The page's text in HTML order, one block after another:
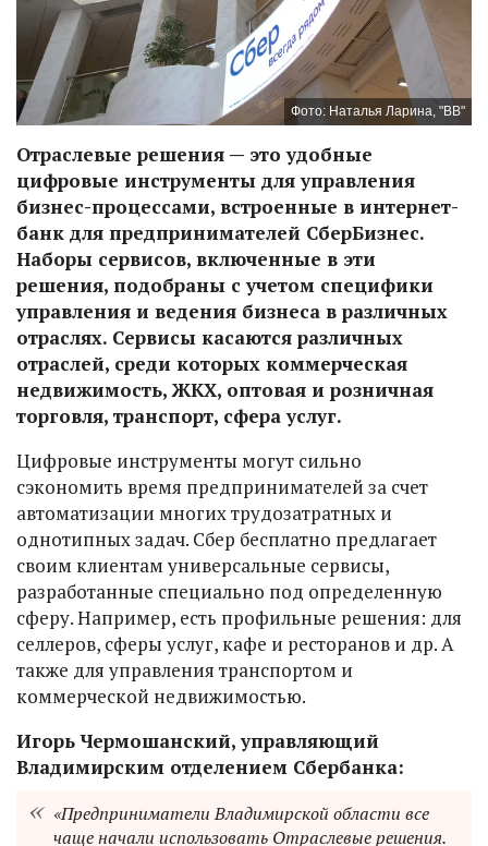
Фото: Наталья Ларина, "ВВ"
Отраслевые решения — это удобные
цифровые инструменты для управления
бизнес-процессами, встроенные в интернет-
банк для предпринимателей СберБизнес.
Наборы сервисов, включенные в эти
решения, подобраны с учетом специфики
управления и ведения бизнеса в различных
отраслях. Сервисы касаются различных
отраслей, среди которых коммерческая
недвижимость, ЖКХ, оптовая и розничная
торговля, транспорт, сфера услуг.
Цифровые инструменты могут сильно
сэкономить время предпринимателей за счет
автоматизации многих трудозатратных и
однотипных задач. Сбер бесплатно предлагает
своим клиентам универсальные сервисы,
разработанные специально под определенную
сферу. Например, есть профильные решения: для
селлеров, сферы услуг, кафе и ресторанов и др. А
также для управления транспортом и
коммерческой недвижимостью.
Игорь Чермошанский, управляющий
Владимирским отделением Сбербанка:
«Предприниматели Владимирской области все
чаще начали использовать Отраслевые решения.